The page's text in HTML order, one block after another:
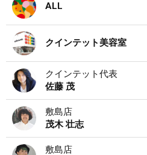
ALL
クインテット美容室
クインテット代表
佐藤 茂
敷島店
茂木 壮志
敷島店